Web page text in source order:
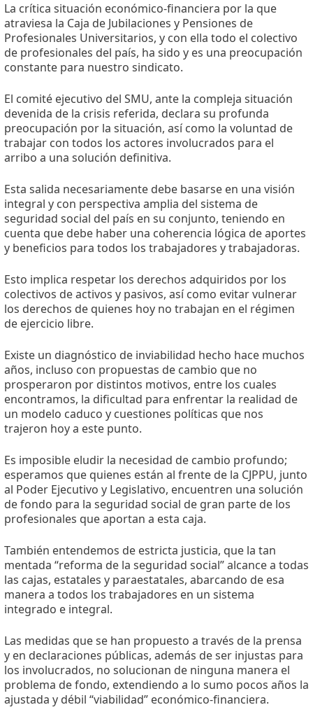
La crítica situación económico-financiera por la que
atraviesa la Caja de Jubilaciones y Pensiones de
Profesionales Universitarios, y con ella todo el colectivo
de profesionales del país, ha sido y es una preocupación
constante para nuestro sindicato.
El comité ejecutivo del SMU, ante la compleja situación
devenida de la crisis referida, declara su profunda
preocupación por la situación, así como la voluntad de
trabajar con todos los actores involucrados para el
arribo a una solución definitiva.
Esta salida necesariamente debe basarse en una visión
integral y con perspectiva amplia del sistema de
seguridad social del país en su conjunto, teniendo en
cuenta que debe haber una coherencia lógica de aportes
y beneficios para todos los trabajadores y trabajadoras.
Esto implica respetar los derechos adquiridos por los
colectivos de activos y pasivos, así como evitar vulnerar
los derechos de quienes hoy no trabajan en el régimen
de ejercicio libre.
Existe un diagnóstico de inviabilidad hecho hace muchos
años, incluso con propuestas de cambio que no
prosperaron por distintos motivos, entre los cuales
encontramos, la dificultad para enfrentar la realidad de
un modelo caduco y cuestiones políticas que nos
trajeron hoy a este punto.
Es imposible eludir la necesidad de cambio profundo;
esperamos que quienes están al frente de la CJPPU, junto
al Poder Ejecutivo y Legislativo, encuentren una solución
de fondo para la seguridad social de gran parte de los
profesionales que aportan a esta caja.
También entendemos de estricta justicia, que la tan
mentada “reforma de la seguridad social” alcance a todas
las cajas, estatales y paraestatales, abarcando de esa
manera a todos los trabajadores en un sistema
integrado e integral.
Las medidas que se han propuesto a través de la prensa
y en declaraciones públicas, además de ser injustas para
los involucrados, no solucionan de ninguna manera el
problema de fondo, extendiendo a lo sumo pocos años la
ajustada y débil “viabilidad” económico-financiera.